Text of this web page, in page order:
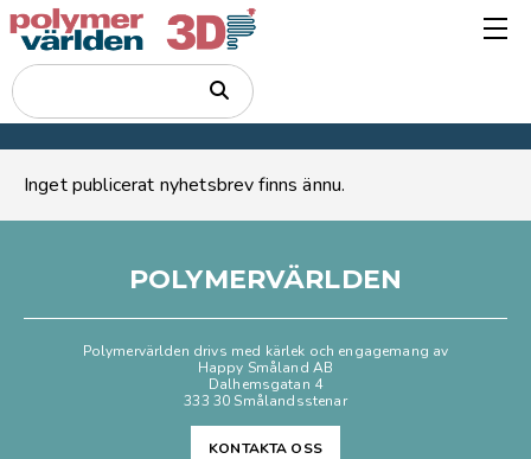
Inget publicerat nyhetsbrev finns ännu.
POLYMERVÄRLDEN
Polymervärlden drivs med kärlek och engagemang av
Happy Småland AB
Dalhemsgatan 4
333 30 Smålandsstenar
KONTAKTA OSS